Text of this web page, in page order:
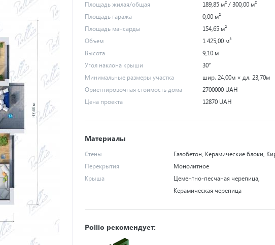
Площадь жилая/общая
189,85 м² / 300,00 м²
Площадь гаража
0,00 м²
Площадь мансарды
154,65 м²
Объем
1 425,00 м³
Высота
9,10 м
Угол наклона крыши
30°
Минимальные размеры участка
шир. 24,00м × дл. 23,70м
Ориентировочная стоимость дома
2700000 UAH
Цена проекта
12870 UAH
Материалы
Стены
Газобетон, Керамические блоки,
Перекрытия
Монолитное
Крыша
Цементно-песчаная черепица,
Керамическая черепица
Pollio рекомендует: